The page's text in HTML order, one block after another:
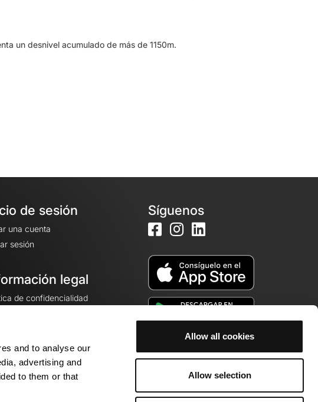
and to analyse our
advertising and
to them or that
Allow all cookies
Allow selection
un desnivel acumulado de más de 1150m.
de sesión
una cuenta
sesión
legal
de confidencialidad
legales
de cookies
Síguenos